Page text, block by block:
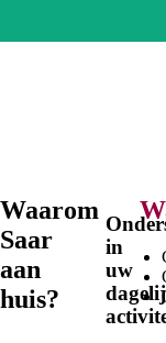
Waarom
Saar
aan
huis?
in
uw